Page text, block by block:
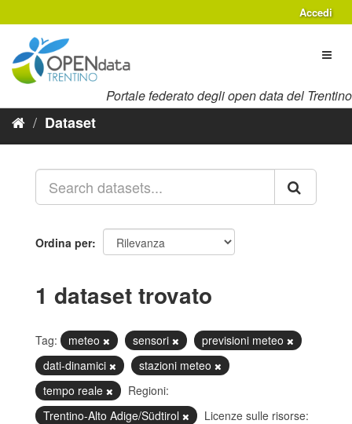
al
contenuto
Accedi
Portale federato degli open data del Trentino
Dataset
Ordina per
1 dataset trovato
Tag: meteo sensori
previsioni meteo
dati-dinamici
stazioni meteo
tempo reale
Regioni:
Trentino-Alto Adige/Südtirol
Licenze sulle risorse: